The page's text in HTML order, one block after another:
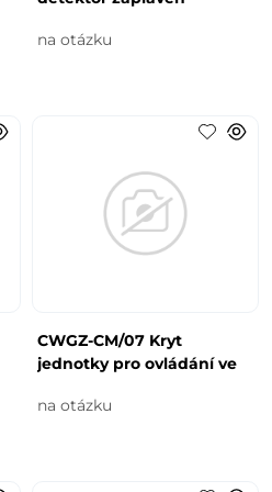
na otázku
CWGZ-CM/07 Kryt
jednotky pro ovládání ve
na otázku